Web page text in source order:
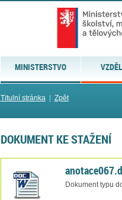
MINISTERSTVO
Titulní stránka| Zpět
DOKUMENT KE STAŽENÍ
Dokument typu